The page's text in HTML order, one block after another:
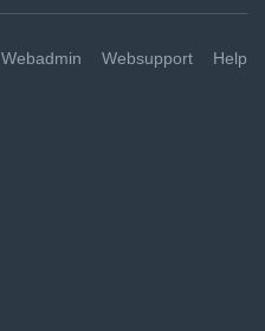
Webadmin Websupport Help